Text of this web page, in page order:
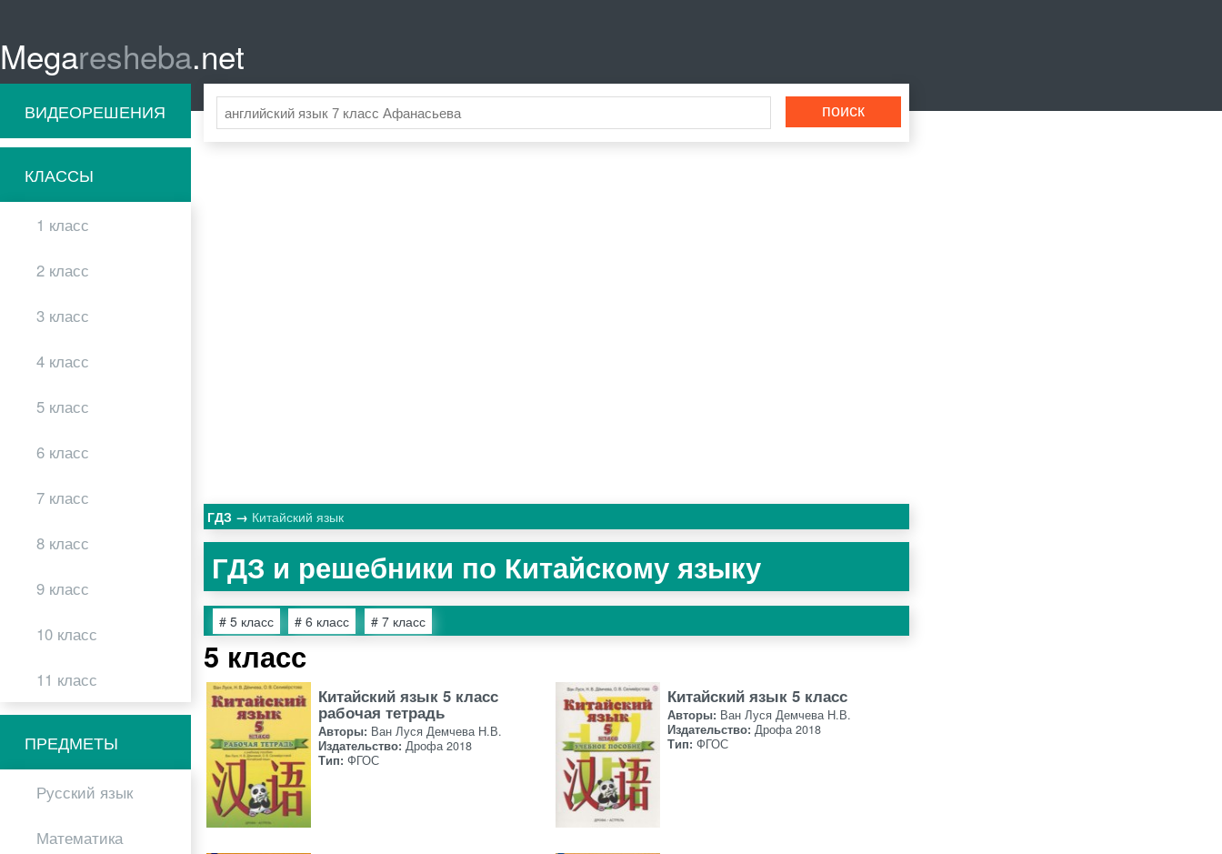
Megaresheba.net
ВИДЕОРЕШЕНИЯ
КЛАССЫ
1 класс
2 класс
3 класс
4 класс
5 класс
6 класс
7 класс
8 класс
9 класс
10 класс
11 класс
ПРЕДМЕТЫ
Русский язык
Математика
ГДЗ Китайский язык
ГДЗ и решебники по Китайскому языку
# 5 класс # 6 класс # 7 класс
5 класс
Китайский язык 5 класс
рабочая тетрадь
Авторы: Ван Луся Демчева Н.В.
Издательство: Дрофа 2018
Тип: ФГОС
Китайский язык 5 класс
Авторы: Ван Луся Демчева Н.В.
Издательство:Дрофа 2018
Тип:ФГОС